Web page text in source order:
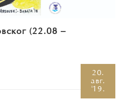
(22.08 –
20.
авг.
'19.